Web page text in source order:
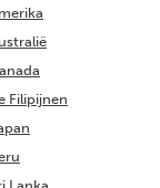
Filipijnen